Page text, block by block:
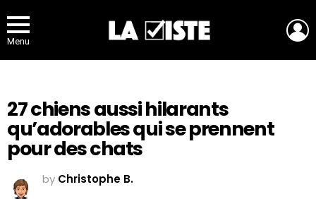
Menu
27 chiens aussi hilarants
qu’adorables qui se prennent
pour des chats
by Christophe B.